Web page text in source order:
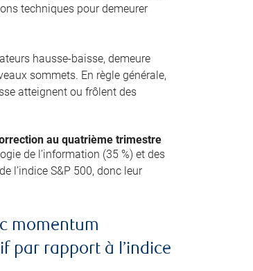
techniques pour demeurer
hausse-baisse, demeure
sommets. En règle générale,
atteignent ou frôlent des
au quatrième trimestre
de l’information (35 %) et des
l’indice S&P 500, donc leur
momentum
par rapport à l’indice